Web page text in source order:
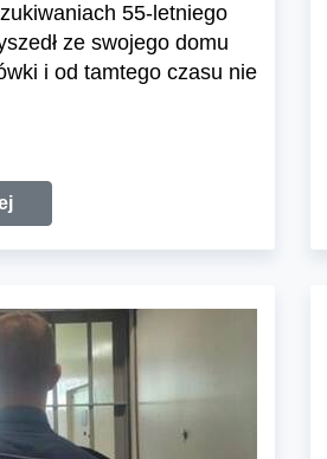
55-letniego
ze swojego domu
i od tamtego czasu nie